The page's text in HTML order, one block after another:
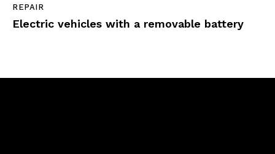
REPAIR
Electric vehicles with a removable battery